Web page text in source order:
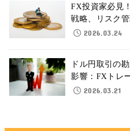
FX投資家必見
戦略、リスク
2026.03.24
ドル円取引の
影響：FXトレ
2026.03.21